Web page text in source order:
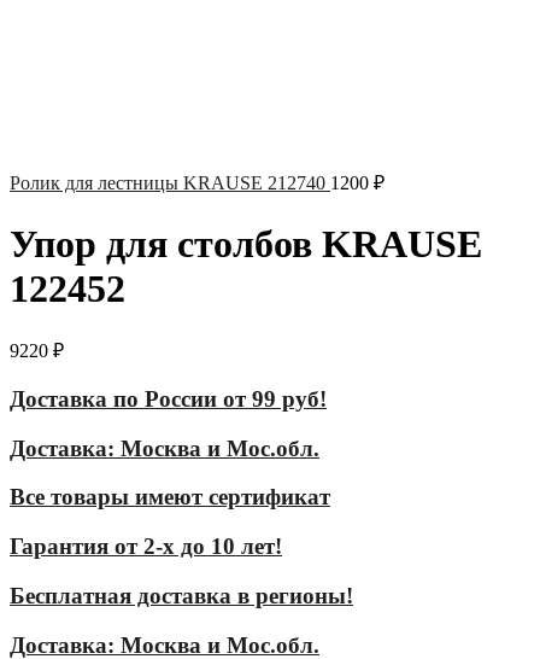
Ролик для лестницы KRAUSE 212740 1200 ₽
Упор для столбов KRAUSE
122452
9220 ₽
Доставка по России от 99 руб!
Доставка: Москва и Мос.обл.
Все товары имеют сертификат
Гарантия от 2-х до 10 лет!
Бесплатная доставка в регионы!
Доставка: Москва и Мос.обл.